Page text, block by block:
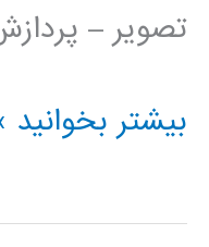
تصویر –
فیلم
simulink
بیشتر بخوانید